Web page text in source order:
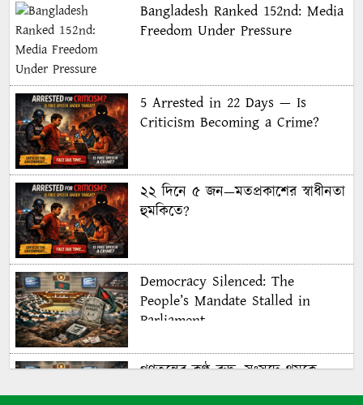
Bangladesh Ranked 152nd: Media
Freedom Under Pressure
5 Arrested in 22 Days — Is
Criticism Becoming a Crime?
২২ দিনে ৫ জন—মতপ্রকাশের স্বাধীনতা
হুমকিতে?
Democracy Silenced: The
People’s Mandate Stalled in
Parliament
গণতন্ত্রের কণ্ঠ রুদ্ধ: সংসদে থমকে
গণরায়